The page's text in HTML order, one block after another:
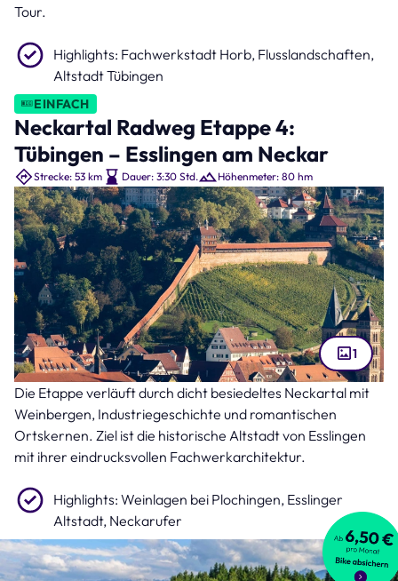
Tour.
Highlights: Fachwerkstadt Horb, Flusslandschaften,
Altstadt Tübingen
EINFACH
Neckartal Radweg Etappe 4:
Tübingen – Esslingen am Neckar
Strecke: 53 km Dauer: 3:30 Std. Höhenmeter: 80 hm
Esslinger Altstadt (Bild: Manuel Schönfeld – stock.adobe.com )
1
Die Etappe verläuft durch dicht besiedeltes Neckartal mit
Weinbergen, Industriegeschichte und romantischen
Ortskernen. Ziel ist die historische Altstadt von Esslingen
mit ihrer eindrucksvollen Fachwerkarchitektur.
Highlights: Weinlagen bei Plochingen, Esslinger
Altstadt, Neckarufer